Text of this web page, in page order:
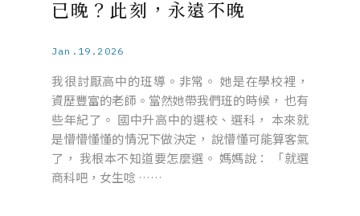
已晚？此刻，永遠不晚
Jan.19.2026
我很討厭高中的班導。非常。 她是在學校裡，
資歷豐富的老師。當然她帶我們班的時候， 也有
些年紀了。 國中升高中的選校、選科， 本來就
是懵懵懂懂的情況下做決定， 說懵懂可能算客氣
了， 我根本不知道要怎麼選。 媽媽說： 「就選
商科吧，女生唸 ……